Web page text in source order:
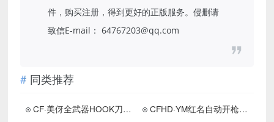
件，购买注册，得到更好的正版服务。侵删请
致信E-mail： 64767203@qq.com
同类推荐
CF·美伢全武器HOOK刀距辅助
CFHD·YM红名自动开枪免费插件